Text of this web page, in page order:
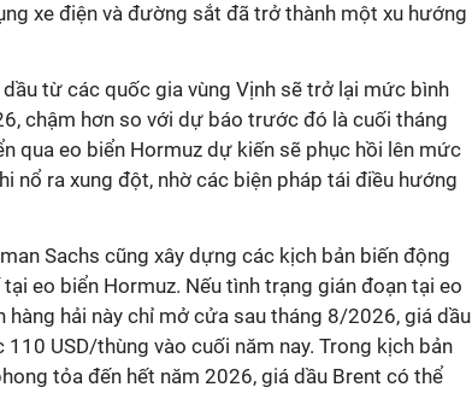
xe điện và đường sắt đã trở thành một xu hướng
từ các quốc gia vùng Vịnh sẽ trở lại mức bình
chậm hơn so với dự báo trước đó là cuối tháng
qua eo biển Hormuz dự kiến sẽ phục hồi lên mức
nổ ra xung đột, nhờ các biện pháp tái điều hướng
Sachs cũng xây dựng các kịch bản biến động
eo biển Hormuz. Nếu tình trạng gián đoạn tại eo
hàng hải này chỉ mở cửa sau tháng 8/2026, giá dầu
USD/thùng vào cuối năm nay. Trong kịch bản
tỏa đến hết năm 2026, giá dầu Brent có thể